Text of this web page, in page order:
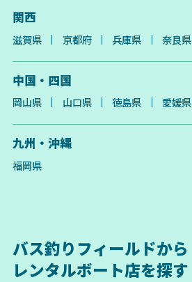
関西
滋賀県 京都府 兵庫県 奈良県
中国・四国
岡山県 山口県 徳島県 愛媛県
九州・沖縄
福岡県
バス釣りフィールドから
レンタルボート店を探す